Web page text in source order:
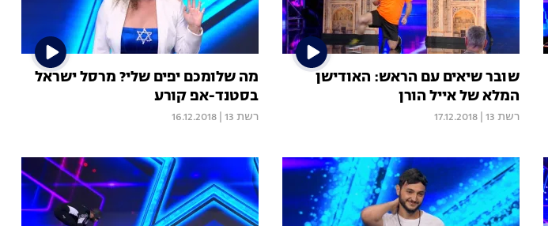
שובר שיאים עם הראש: האודישן
המלא של אייל הורן
רשת 13 17.12.2018
מה שלומכם יפים שלי? מרסל ישראל
בסטנד-אפ קורע
רשת 13 16.12.2018